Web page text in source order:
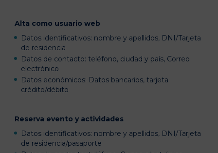
Alta como usuario web
Datos identificativos: nombre y apellidos, DNI/Tarjeta
de residencia
Datos de contacto: teléfono, ciudad y país, Correo
electrónico
Datos económicos: Datos bancarios, tarjeta
crédito/débito
Reserva evento y actividades
Datos identificativos: nombre y apellidos, DNI/Tarjeta
de residencia/pasaporte